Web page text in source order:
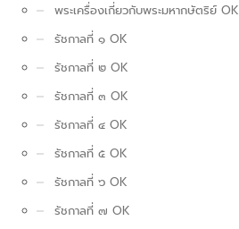
พระเครื่องเกี่ยวกับพระมหากษัตริย์ OK
รัชกาลที่ ๑ OK
รัชกาลที่ ๒ OK
รัชกาลที่ ๓ OK
รัชกาลที่ ๔ OK
รัชกาลที่ ๕ OK
รัชกาลที่ ๖ OK
รัชกาลที่ ๗ OK